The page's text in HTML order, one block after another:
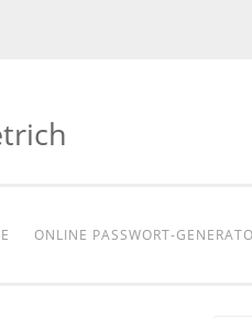
ONLINE PASSWORT-